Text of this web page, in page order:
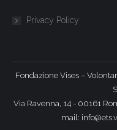
Privacy Policy
Fondazione Vises –
Via Ravenna, 14 - 00161
mail: